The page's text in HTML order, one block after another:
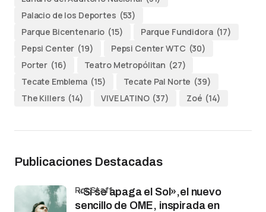
Palacio de los Deportes (53)
Parque Bicentenario (15) Parque Fundidora (17)
Pepsi Center (19) Pepsi Center WTC (30)
Porter (16) Teatro Metropólitan (27)
Tecate Emblema (15) Tecate Pal Norte (39)
The Killers (14) VIVE LATINO (37) Zoé (14)
Publicaciones Destacadas
«Si se apaga el Sol»,el nuevo
sencillo de OME, inspirada en
por Staff